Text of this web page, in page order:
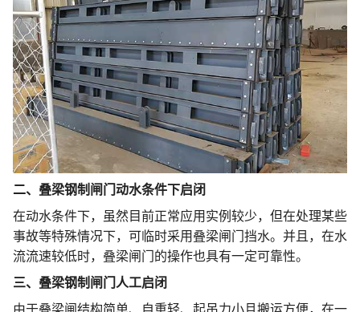
二、叠梁钢制闸门动水条件下启闭
在动水条件下，虽然目前正常应用实例较少，但在处理某些
事故等特殊情况下，可临时采用叠梁闸门挡水。并且，在水
流流速较低时，叠梁闸门的操作也具有一定可靠性。
三、叠梁钢制闸门人工启闭